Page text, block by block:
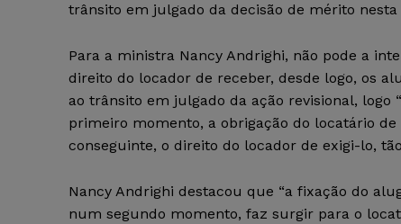
trânsito em julgado da decisão de mérito nesta
Para a ministra Nancy Andrighi, não pode a
direito do locador de receber, desde logo, os
ao trânsito em julgado da ação revisional,
primeiro momento, a obrigação do locatário
conseguinte, o direito do locador de exigi-lo,
Nancy Andrighi destacou que “a fixação do
num segundo momento, faz surgir para o